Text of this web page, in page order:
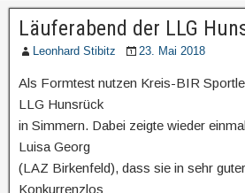
Läuferabend der LLG
Leonhard Stibitz 23. Mai 2018
Als Formtest nutzen Kreis-BIR
LLG Hunsrück
in Simmern. Dabei zeigte wieder
Luisa Georg
(LAZ Birkenfeld), dass sie in sehr
Konkurrenzlos